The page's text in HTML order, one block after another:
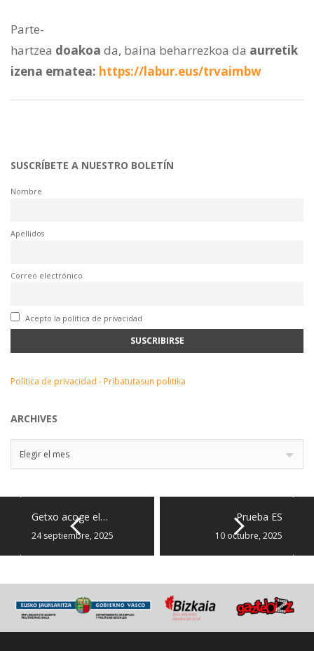
Parte-
hartzea doakoa da, baina beharrezkoa da aurretik
izena ematea: https://labur.eus/trvaimbw
SUSCRÍBETE A NUESTRO BOLETÍN
Nombre
Apellidos
Correo electrónico
Acepto la política de privacidad
Política de privacidad - Pribatutasun politika
ARCHIVES
Elegir el mes
Getxo acoge el…
24 septiembre, 2025
Prueba ES
10 octubre, 2025